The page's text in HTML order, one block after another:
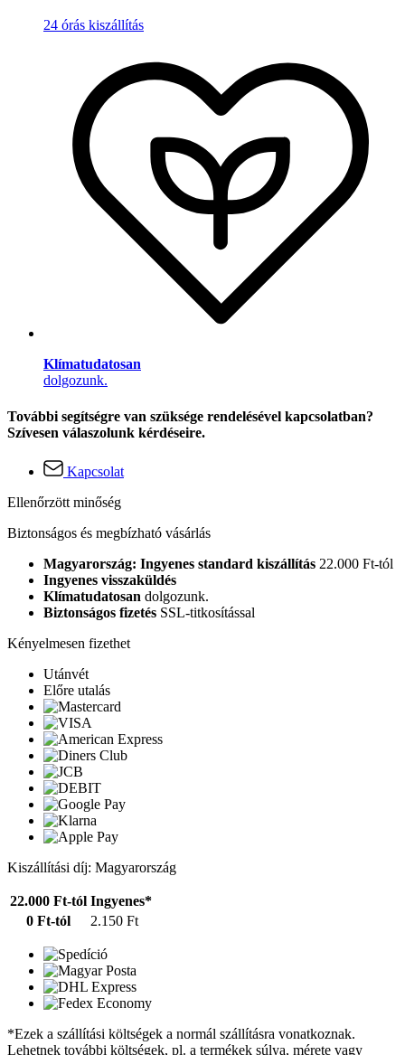
24 órás kiszállítás
Klímatudatosan
dolgozunk.
További segítségre van szüksége rendelésével kapcsolatban?
Szívesen válaszolunk kérdéseire.
Kapcsolat
Ellenőrzött minőség
Biztonságos és megbízható vásárlás
Magyarország: Ingyenes standard kiszállítás 22.000 Ft-tól
Ingyenes visszaküldés
Klímatudatosan dolgozunk.
Biztonságos fizetés SSL-titkosítással
Kényelmesen fizethet
Utánvét
Előre utalás
Kiszállítási díj: Magyarország
22.000 Ft-tól Ingyenes*
0 Ft-tól
2.150 Ft
*Ezek a szállítási költségek a normál szállításra vonatkoznak.
Lehetnek további költségek, pl. a termékek súlya, mérete vagy